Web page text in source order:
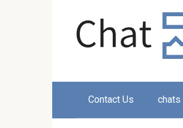
Contact Us chats